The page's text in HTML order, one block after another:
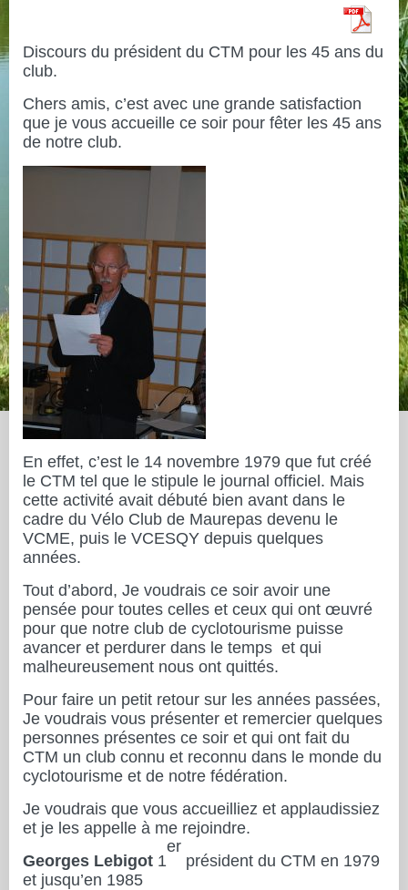
Discours du président du CTM pour les 45 ans du
club.
Chers amis, c’est avec une grande satisfaction
que je vous accueille ce soir pour fêter les 45 ans
de notre club.
En effet, c’est le 14 novembre 1979 que fut créé
le CTM tel que le stipule le journal officiel. Mais
cette activité avait débuté bien avant dans le
cadre du Vélo Club de Maurepas devenu le
VCME, puis le VCESQY depuis quelques
années.
Tout d’abord, Je voudrais ce soir avoir une
pensée pour toutes celles et ceux qui ont œuvré
pour que notre club de cyclotourisme puisse
avancer et perdurer dans le temps et qui
malheureusement nous ont quittés.
Pour faire un petit retour sur les années passées,
Je voudrais vous présenter et remercier quelques
personnes présentes ce soir et qui ont fait du
CTM un club connu et reconnu dans le monde du
cyclotourisme et de notre fédération.
Je voudrais que vous accueilliez et applaudissiez
et je les appelle à me rejoindre.
Georges Lebigot 1
er
président du CTM en 1979
et jusqu’en 1985